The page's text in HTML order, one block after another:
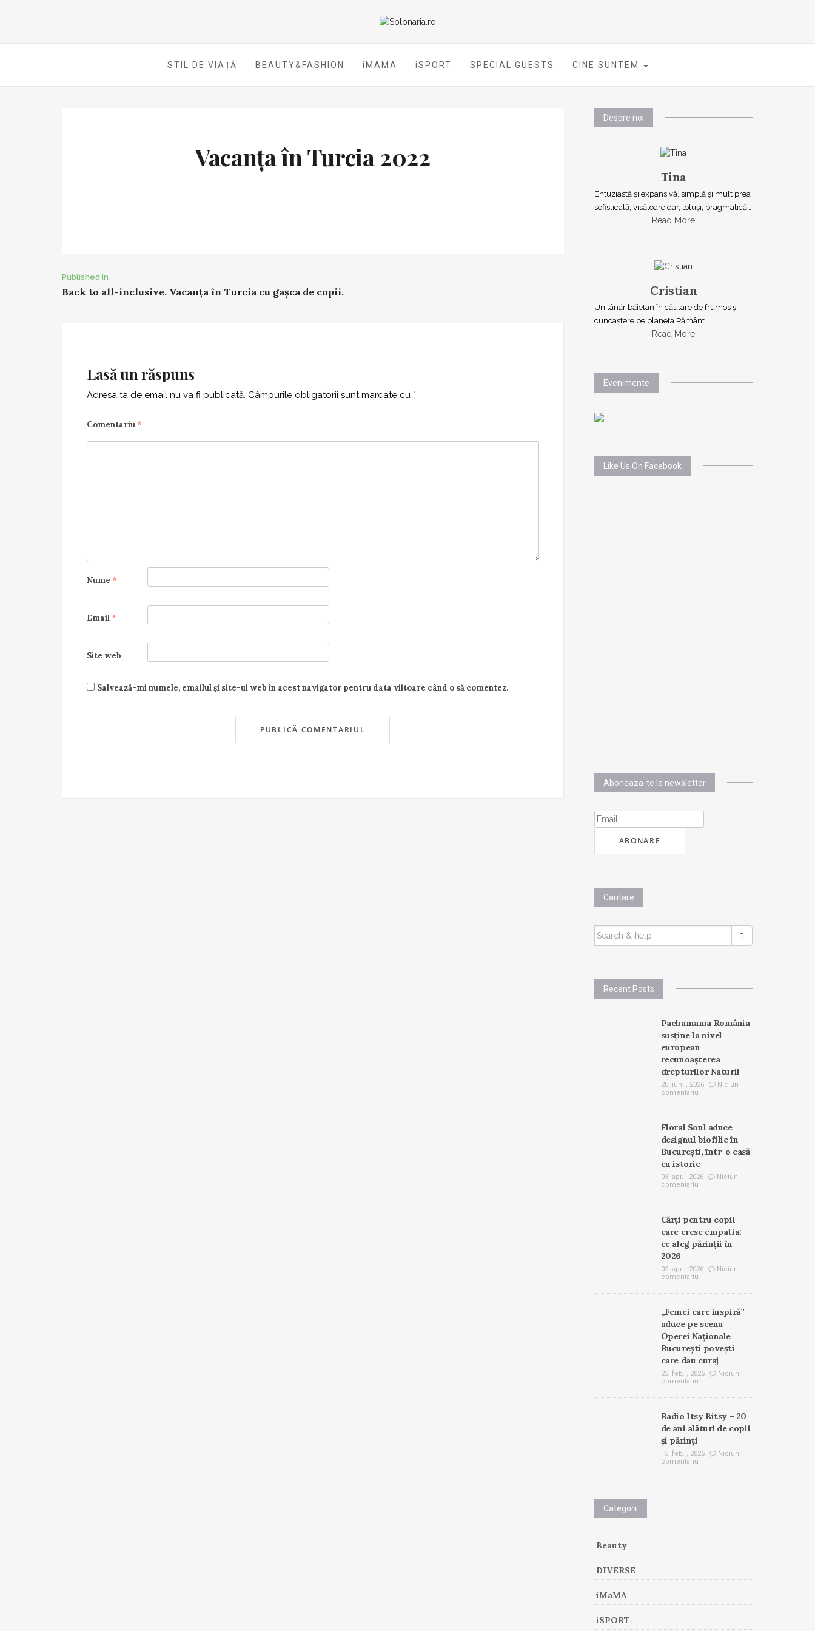
STIL DE VIAȚĂ BEAUTY&FASHION iMAMA iSPORT SPECIAL GUESTS CINE SUNTEM
Vacanța în Turcia 2022
Post
Published In
Back to all-inclusive. Vacanța în Turcia cu gașca de copii.
Lasă un răspuns
Adresa ta de email nu va fi publicată. Câmpurile obligatorii sunt marcate cu *
Comentariu *
Nume *
Email *
Site web
Salvează-mi numele, emailul și site-ul web în acest navigator pentru data viitoare când o să comentez.
Despre noi
Tina
Entuziastă şi expansivă, simplă şi mult prea
sofisticată, visătoare dar, totuşi, pragmatică…
Read More
Cristian
Un tânăr băietan în căutare de frumos și
cunoaștere pe planeta Pământ.
Read More
Evenimente
Like Us On Facebook
Aboneaza-te la newsletter
Cautare
SEARCH
FOR:
Recent Posts
Pachamama România
susține la nivel
european
recunoașterea
drepturilor Naturii
20. iun. , 2026
Niciun
comentariu
Floral Soul aduce
designul biofilic în
București, într-o casă
cu istorie
03. apr. , 2026
Niciun
comentariu
Cărți pentru copii
care cresc empatia:
ce aleg părinții în
2026
02. apr. , 2026
Niciun
comentariu
„Femei care inspiră”
aduce pe scena
Operei Naționale
București povești
care dau curaj
23. feb. , 2026
Niciun
comentariu
Radio Itsy Bitsy – 20
de ani alături de copii
și părinți
15. feb. , 2026
Niciun
comentariu
Categorii
Beauty
DIVERSE
iMaMA
iSPORT